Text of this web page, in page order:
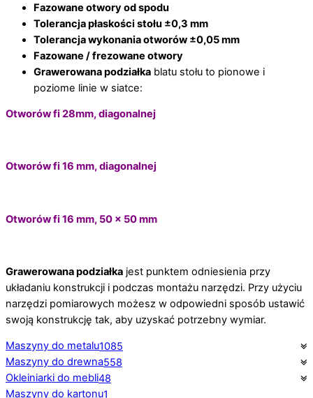
Fazowane otwory od spodu
Tolerancja płaskości stołu ±0,3 mm
Tolerancja wykonania otworów ±0,05 mm
Fazowane / frezowane otwory
Grawerowana podziałka blatu stołu to pionowe i
poziome linie w siatce:
Otworów fi 28mm, diagonalnej
Otworów fi 16 mm, diagonalnej
Otworów fi 16 mm, 50 x 50 mm
Grawerowana podziałka jest punktem odniesienia przy
układaniu konstrukcji i podczas montażu narzędzi. Przy użyciu
narzędzi pomiarowych możesz w odpowiedni sposób ustawić
swoją konstrukcję tak, aby uzyskać potrzebny wymiar.
Maszyny do metalu1085
Maszyny do drewna558
Okleiniarki do mebli48
Maszyny do kartonu1